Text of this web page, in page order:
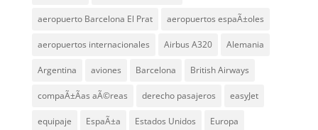
aeropuerto Barcelona El Prat aeropuertos espaÃ±oles
aeropuertos internacionales Airbus A320 Alemania
Argentina aviones Barcelona British Airways
compaÃ±Ã­as aÃ©reas derecho pasajeros easyJet
equipaje EspaÃ±a Estados Unidos Europa